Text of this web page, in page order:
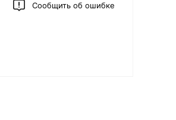
Сообщить об ошибке